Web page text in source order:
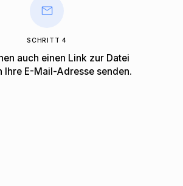
SCHRITT 4
auch einen Link zur Datei
Ihre E-Mail-Adresse senden.